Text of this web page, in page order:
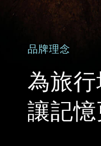
品牌理念
為旅
讓記